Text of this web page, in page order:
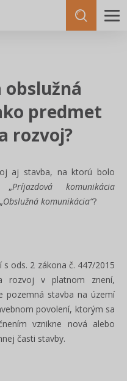
obslužná
predmet
rozvoj?
aj stavba, na ktorú bolo
„Príjazdová komunikácia
Obslužná komunikácia“?
ods. 2 zákona č. 447/2015
rozvoj v platnom znení,
pozemná stavba na území
povolení, ktorým sa
vznikne nová alebo
časti stavby.